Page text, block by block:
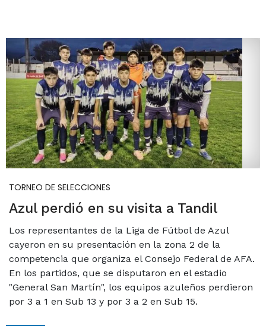
TORNEO DE SELECCIONES
Azul perdió en su visita a Tandil
Los representantes de la Liga de Fútbol de Azul
cayeron en su presentación en la zona 2 de la
competencia que organiza el Consejo Federal de AFA.
En los partidos, que se disputaron en el estadio
"General San Martín", los equipos azuleños perdieron
por 3 a 1 en Sub 13 y por 3 a 2 en Sub 15.